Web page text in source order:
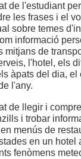
de l'estudiant
les frases i el
sobre temes
informació
mitjans de
l'hotel, els
àpats del dia, el
l'any.
de llegir i
i trobar
menús de
en un hotel
fenòmens